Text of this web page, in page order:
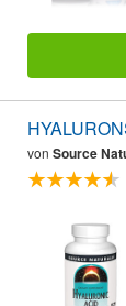
von Source